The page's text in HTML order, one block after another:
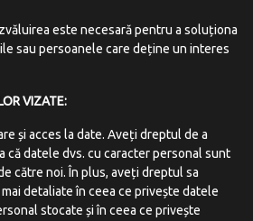
este necesară pentru a soluționa
sau persoanele care deține un interes
VIZATE:
și acces la date. Aveți dreptul de a
că datele dvs. cu caracter personal sunt
către noi. În plus, aveți dreptul sa
detaliate în ceea ce privește datele
stocate și în ceea ce privește